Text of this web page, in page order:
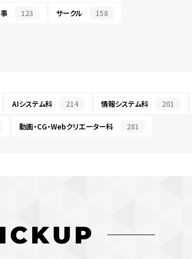
123 サークル 158
AIシステム科 214 情報システム科 201
動画・CG・Webクリエーター科 281